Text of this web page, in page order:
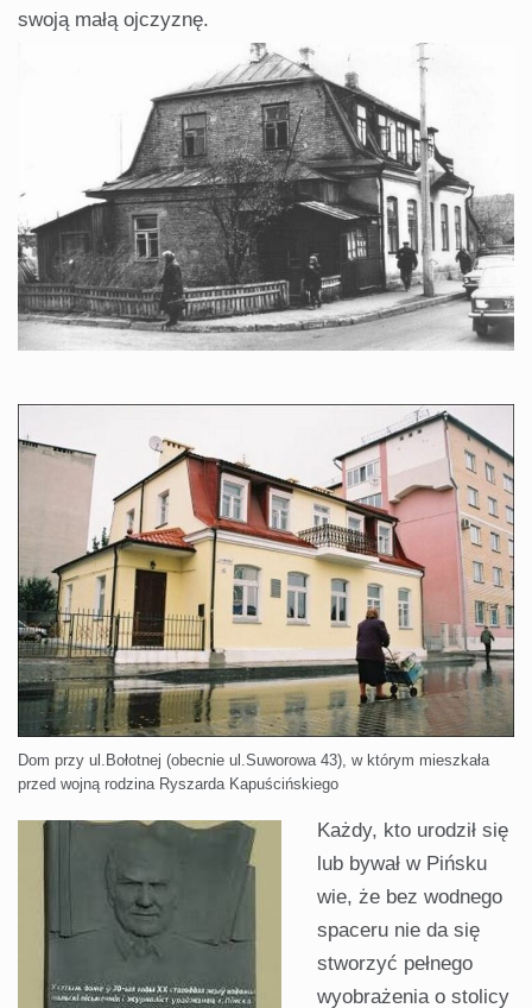
swoją małą ojczyznę.
Dom przy ul.Bołotnej (obecnie ul.Suworowa 43), w którym mieszkała
przed wojną rodzina Ryszarda Kapuścińskiego
Każdy, kto urodził się
lub bywał w Pińsku
wie, że bez wodnego
spaceru nie da się
stworzyć pełnego
wyobrażenia o stolicy